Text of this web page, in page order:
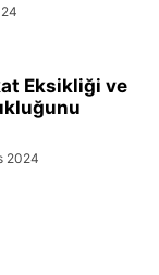
Eksikliği ve
2024